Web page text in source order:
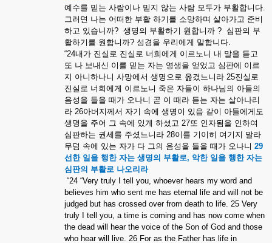
예수를 믿는 사람이나 믿지 않는 사람 모두가 부활합니다.
그러면 나는 어떠한 부활 하기를 소망하며 살아가고 준비
하고 있습니까? 생명의 부활하기 원합니까 ? 심판의 부
활하기를 원합니까? 성경을 우리에게 말합니다.
“24내가 진실로 진실로 너희에게 이르노니 내 말을 듣고
또 나 보내신 이를 믿는 자는 영생을 얻었고 심판에 이르
지 아니하나니 사망에서 생명으로 옮겼느니라 25진실로
진실로 너희에게 이르노니 죽은 자들이 하나님의 아들의
음성을 들을 때가 오나니 곧 이 때라 듣는 자는 살아나리
라 26아버지께서 자기 속에 생명이 있음 같이 아들에게도
생명을 주어 그 속에 있게 하셨고 27또 인자됨을 인하여
심판하는 권세를 주셨느니라 28이를 기이히 여기지 말라
무덤 속에 있는 자가 다 그의 음성을 들을 때가 오나니 29
선한 일을 행한 자는 생명의 부활로, 악한 일을 행한 자는
심판의 부활로 나오리라
“24 “Very truly I tell you, whoever hears my word and
believes him who sent me has eternal life and will not be
judged but has crossed over from death to life. 25 Very
truly I tell you, a time is coming and has now come when
the dead will hear the voice of the Son of God and those
who hear will live. 26 For as the Father has life in